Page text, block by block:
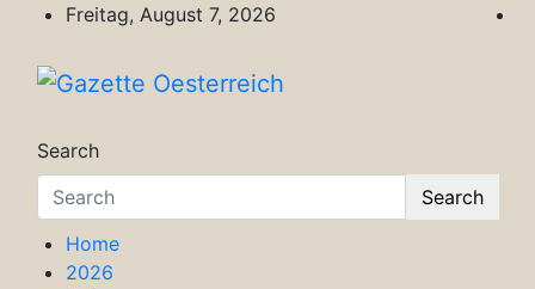
content
Freitag, August 7, 2026
Search
Search
Home
2026